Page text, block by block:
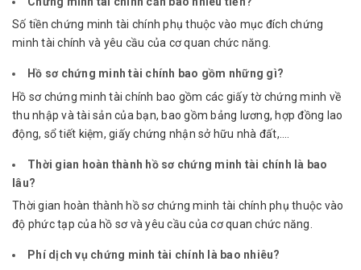
Số tiền chứng minh tài chính phụ thuộc vào mục đích chứng
minh tài chính và yêu cầu của cơ quan chức năng.
Hồ sơ chứng minh tài chính bao gồm những gì?
Hồ sơ chứng minh tài chính bao gồm các giấy tờ chứng minh về
thu nhập và tài sản của bạn, bao gồm bảng lương, hợp đồng lao
động, sổ tiết kiệm, giấy chứng nhận sở hữu nhà đất,….
Thời gian hoàn thành hồ sơ chứng minh tài chính là bao
lâu?
Thời gian hoàn thành hồ sơ chứng minh tài chính phụ thuộc vào
độ phức tạp của hồ sơ và yêu cầu của cơ quan chức năng.
Phí dịch vụ chứng minh tài chính là bao nhiêu?